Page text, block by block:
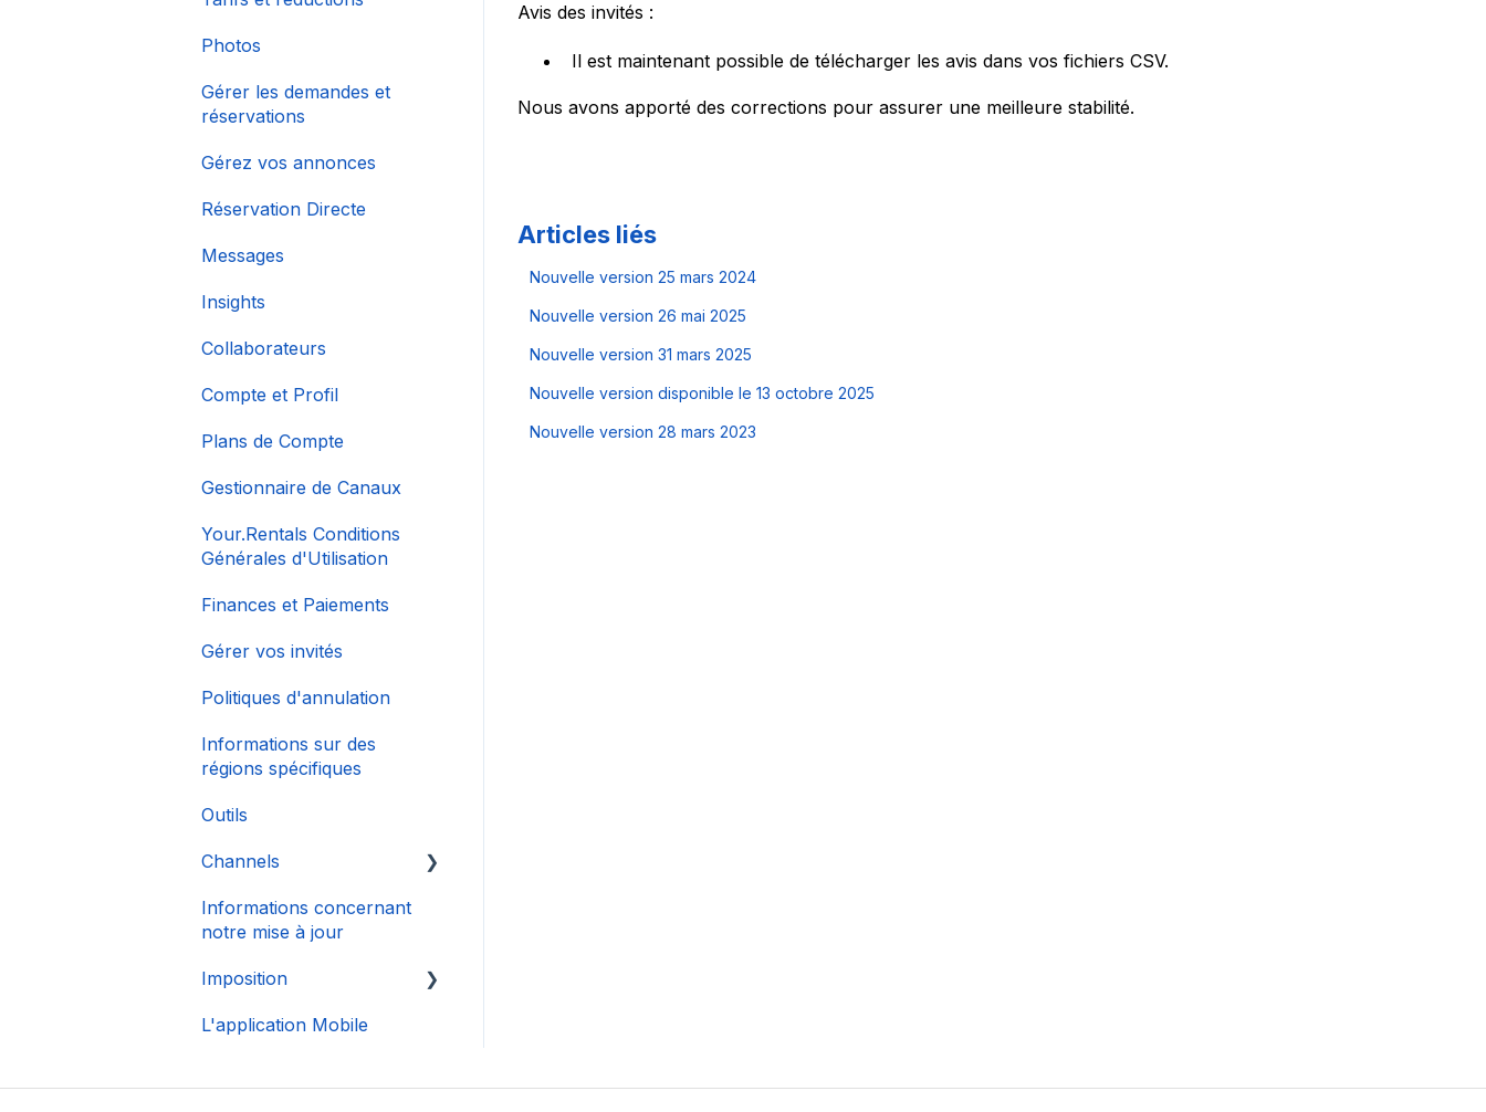
Avis des invités :
Il est maintenant possible de télécharger les avis dans vos fichiers CSV.
Nous avons apporté des corrections pour assurer une meilleure stabilité.
Articles liés
Nouvelle version 25 mars 2024
Nouvelle version 26 mai 2025
Nouvelle version 31 mars 2025
Nouvelle version disponible le 13 octobre 2025
Nouvelle version 28 mars 2023
Photos
Gérer les demandes et
réservations
Gérez vos annonces
Réservation Directe
Messages
Insights
Collaborateurs
Compte et Profil
Plans de Compte
Gestionnaire de Canaux
Your.Rentals Conditions
Générales d'Utilisation
Finances et Paiements
Gérer vos invités
Politiques d'annulation
Informations sur des
régions spécifiques
Outils
Channels
Connexion de Compte
Informations concernant
notre mise à jour
Imposition
DAC 7
L'application Mobile